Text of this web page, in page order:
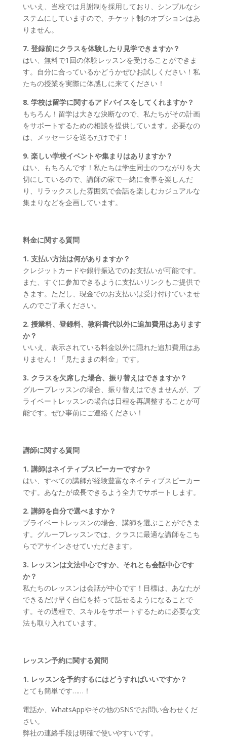
いいえ、当校では月謝制を採用しており、シンプルなシ
ステムにしていますので、チケット制のオプションはあ
りません。
7. 登録前にクラスを体験したり見学できますか？
はい、無料で1回の体験レッスンを受けることができま
す。自分に合っているかどうかぜひお試しください！私
たちの授業を実際に体感しに来てください！
8. 学校は留学に関するアドバイスをしてくれますか？
もちろん！留学は大きな決断なので、私たちがその計画
をサポートするための相談を提供しています。必要なの
は、メッセージを送るだけです！
9. 楽しい学校イベントや集まりはありますか？
はい、もちろんです！私たちは学生同士のつながりを大
切にしているので、講師の家で一緒に食事を楽しんだ
り、リラックスした雰囲気で会話を楽しむカジュアルな
集まりなどを企画しています。
料金に関する質問
1. 支払い方法は何がありますか？
クレジットカードや銀行振込でのお支払いが可能です。
また、すぐに参加できるように支払いリンクもご提供で
きます。ただし、現金でのお支払いは受け付けていませ
んのでご了承ください。
2. 授業料、登録料、教科書代以外に追加費用はあります
か？
いいえ、表示されている料金以外に隠れた追加費用はあ
りません！「見たままの料金」です。
3. クラスを欠席した場合、振り替えはできますか？
グループレッスンの場合、振り替えはできませんが、プ
ライベートレッスンの場合は日程を再調整することが可
能です。ぜひ事前にご連絡ください！
講師に関する質問
1. 講師はネイティブスピーカーですか？
はい、すべての講師が経験豊富なネイティブスピーカー
です。あなたが成長できるよう全力でサポートします。
2. 講師を自分で選べますか？
プライベートレッスンの場合、講師を選ぶことができま
す。グループレッスンでは、クラスに最適な講師をこち
らでアサインさせていただきます。
3. レッスンは文法中心ですか、それとも会話中心です
か？
私たちのレッスンは会話が中心です！目標は、あなたが
できるだけ早く自信を持って話せるようになることで
す。その過程で、スキルをサポートするために必要な文
法も取り入れています。
レッスン予約に関する質問
1. レッスンを予約するにはどうすればいいですか？
とても簡単です……！
電話か、WhatsAppやその他のSNSでお問い合わせくだ
さい。
弊社の連絡手段は明確で使いやすいです。